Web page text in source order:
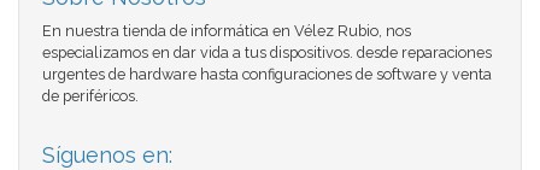
En nuestra tienda de informática en Vélez Rubio, nos
especializamos en dar vida a tus dispositivos. desde reparaciones
urgentes de hardware hasta configuraciones de software y venta
de periféricos.
Síguenos en: